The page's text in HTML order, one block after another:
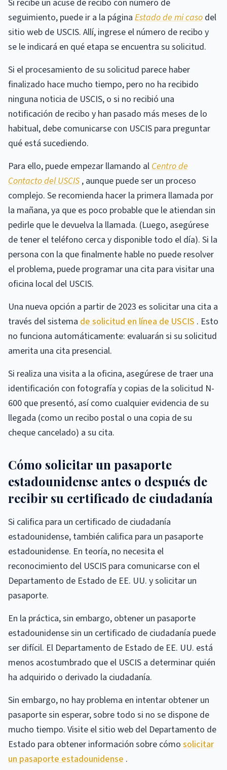
Si recibe un acuse de recibo con número de
seguimiento, puede ir a la página Estado de mi caso del
sitio web de USCIS. Allí, ingrese el número de recibo y
se le indicará en qué etapa se encuentra su solicitud.
Si el procesamiento de su solicitud parece haber
finalizado hace mucho tiempo, pero no ha recibido
ninguna noticia de USCIS, o si no recibió una
notificación de recibo y han pasado más meses de lo
habitual, debe comunicarse con USCIS para preguntar
qué está sucediendo.
Para ello, puede empezar llamando alCentro de
Contacto del USCIS , aunque puede ser un proceso
complejo. Se recomienda hacer la primera llamada por
la mañana, ya que es poco probable que le atiendan sin
pedirle que le devuelva la llamada. (Luego, asegúrese
de tener el teléfono cerca y disponible todo el día). Si la
persona con la que finalmente hable no puede resolver
el problema, puede programar una cita para visitar una
oficina local del USCIS.
Una nueva opción a partir de 2023 es solicitar una cita a
través del sistema de solicitud en línea de USCIS . Esto
no funciona automáticamente: evaluarán si su solicitud
amerita una cita presencial.
Si realiza una visita a la oficina, asegúrese de traer una
identificación con fotografía y copias de la solicitud N-
600 que presentó, así como cualquier evidencia de su
llegada (como un recibo postal o una copia de su
cheque cancelado) a su cita.
Cómo solicitar un pasaporte
estadounidense antes o después de
recibir su certificado de ciudadanía
Si califica para un certificado de ciudadanía
estadounidense, también califica para un pasaporte
estadounidense. En teoría, no necesita el
reconocimiento del USCIS para comunicarse con el
Departamento de Estado de EE. UU. y solicitar un
pasaporte.
En la práctica, sin embargo, obtener un pasaporte
estadounidense sin un certificado de ciudadanía puede
ser difícil. El Departamento de Estado de EE. UU. está
menos acostumbrado que el USCIS a determinar quién
ha adquirido o derivado la ciudadanía.
Sin embargo, no hay problema en intentar obtener un
pasaporte sin esperar, sobre todo si no se dispone de
mucho tiempo. Visite el sitio web del Departamento de
Estado para obtener información sobre cómo solicitar
un pasaporte estadounidense .